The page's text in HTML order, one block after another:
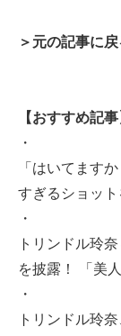
＞元の記事に戻
【おすすめ記事
・
「はいてます
すぎるショット
・
トリンドル玲
を披露！ 「美
・
トリンドル玲